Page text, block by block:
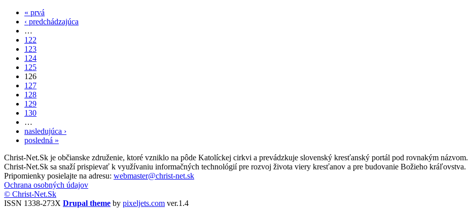
« prvá
‹ predchádzajúca
…
122
123
124
125
126
127
128
129
130
…
nasledujúca ›
posledná »
Christ-Net.Sk je občianske združenie, ktoré vzniklo na pôde Katolíckej cirkvi a prevádzkuje slovenský kresťanský portál pod rovnakým názvom.
Christ-Net.Sk sa snaží prispievať k využívaniu informačných technológií pre rozvoj života viery kresťanov a pre budovanie Božieho kráľovstva.
Pripomienky posielajte na adresu: webmaster@christ-net.sk
Ochrana osobných údajov
© Christ-Net.Sk
ISSN 1338-273X Drupal theme by pixeljets.com ver.1.4